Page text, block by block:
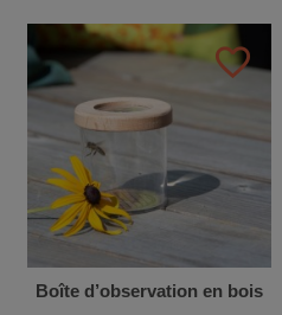
favorite_border
Boîte d’observation en bois